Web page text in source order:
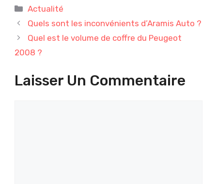
Catégories
Actualité
Quels sont les inconvénients d’Aramis Auto ?
Quel est le volume de coffre du Peugeot
2008 ?
Laisser Un Commentaire